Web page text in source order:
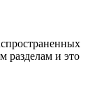
разделам и это